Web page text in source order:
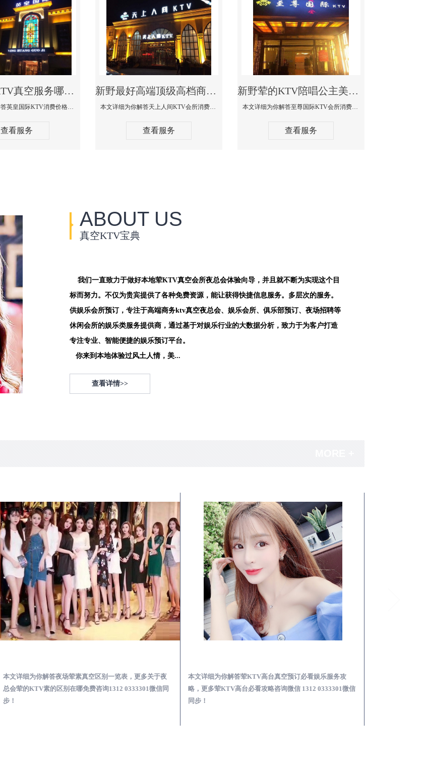
新野荤的KTV真空服务哪家好-英皇国际KTV消费价格口碑点评
本文详细为你解答英皇国际KTV消费价格点评，更多关于荤的KTV真空服务哪家好免费咨询1312 0333301微信同步！
查看服务
新野最好高端顶级高档商务KTV夜总会-天上人间KTV消费点评
本文详细为你解答天上人间KTV会所消费价格点评，更多关于最好高端顶级高档商务KTV夜总会免费咨询1312 0333301微信同步！
查看服务
新野荤的KTV陪唱公主美女哪家最多-至尊国际KTV会所消费价格
本文详细为你解答至尊国际KTV会所消费价格点评，更多关于荤的KTV陪唱公主美女哪家最多免费咨询1312 0333301微信同步！
查看服务
ABOUT US
真空KTV宝典
我们一直致力于做好本地荤KTV真空会所夜总会体验向导，并且就不断为实现这个目
标而努力。不仅为贵宾提供了各种免费资源，能让获得快捷信息服务。多层次的服务。
供娱乐会所预订，专注于高端商务ktv真空夜总会、娱乐会所、俱乐部预订、夜场招聘等
休闲会所的娱乐类服务提供商，通过基于对娱乐行业的大数据分析，致力于为客户打造
专注专业、智能便捷的娱乐预订平台。
你来到本地体验过风土人情，美...
查看详情>>
本文详细为你解答夜场荤素真空区别一览表，更多关于夜
总会荤的KTV素的区别在哪免费咨询1312 0333301微信同
步！
本文详细为你解答荤KTV高台真空预订必看娱乐服务攻
略，更多荤KTV高台必看攻略咨询微信 1312 0333301微信
同步！